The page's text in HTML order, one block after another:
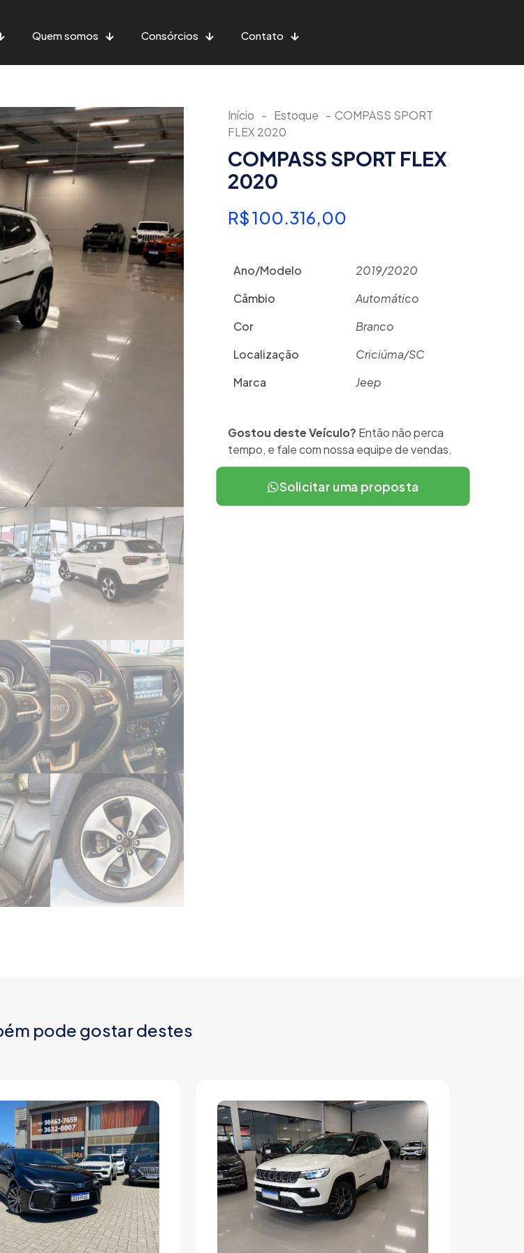
Quem somos Consórcios Contato
Início - Estoque - COMPASS SPORT
FLEX 2020
COMPASS SPORT FLEX
2020
R$100.316,00
Ano/Modelo
2019/2020
Câmbio
Automático
Cor
Branco
Localização
Criciúma/SC
Marca
Jeep
Gostou deste Veículo? Então não perca
tempo, e fale com nossa equipe de vendas.
Solicitar uma proposta
pode gostar destes